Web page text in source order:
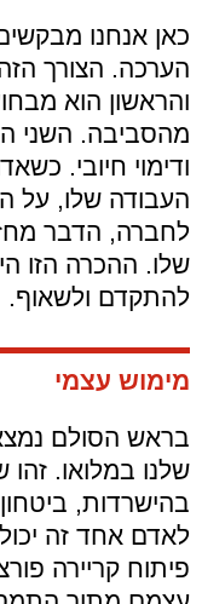
כאן אנחנו
הערכה. הצורך הזה
והראשון הוא
מהסביבה. השני
ודימוי חיובי.
העבודה שלו, על
לחברה, הדבר
שלו. ההכרה הזו
להתקדם ולשאוף.
מימוש עצמי
בראש הסולם
שלנו במלואו.
בהישרדות,
לאדם אחד זה
פיתוח קריירה